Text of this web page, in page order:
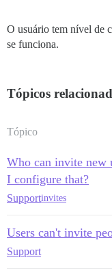
O usuário tem nível de
se funciona.
Tópicos
Tópico
Who can invite new
I configure that?
Supportinvites
Users can't invite
Support